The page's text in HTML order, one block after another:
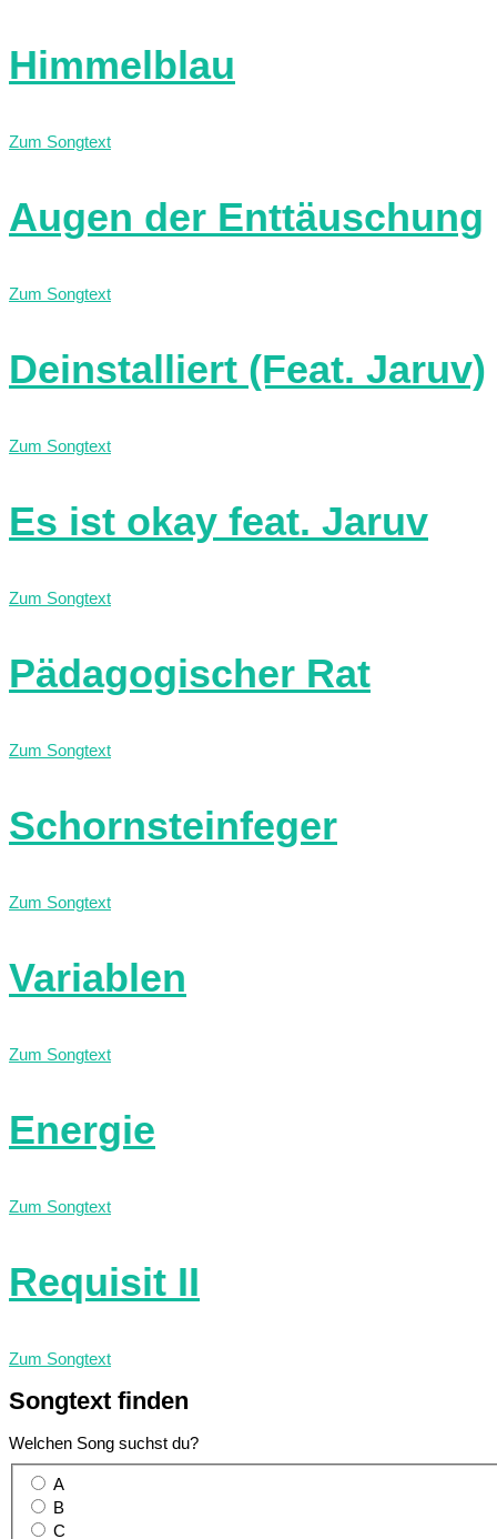
Himmelblau
Zum Songtext
Augen der Enttäuschung
Zum Songtext
Deinstalliert (Feat. Jaruv)
Zum Songtext
Es ist okay feat. Jaruv
Zum Songtext
Pädagogischer Rat
Zum Songtext
Schornsteinfeger
Zum Songtext
Variablen
Zum Songtext
Energie
Zum Songtext
Requisit II
Zum Songtext
Songtext finden
Welchen Song suchst du?
A
B
C